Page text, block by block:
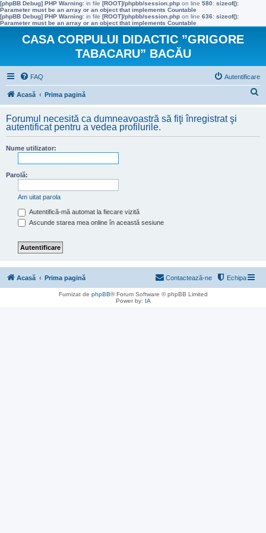
[phpBB Debug] PHP Warning: in file [ROOT]/phpbb/session.php on line 580: sizeof():
Parameter must be an array or an object that implements Countable
[phpBB Debug] PHP Warning: in file [ROOT]/phpbb/session.php on line 636: sizeof():
Parameter must be an array or an object that implements Countable
CASA CORPULUI DIDACTIC ”GRIGORE
TABACARU” BACĂU
FAQ Autentificare
Acasă Prima pagină
t
Forumul necesită ca dumneavoastră să fiţi înregistrat şi
autentificat pentru a vedea profilurile.
Nume utilizator:
Parolă:
Am uitat parola
Autentifică-mă automat la fiecare vizită
Ascunde starea mea online în această sesiune
Acasă Prima pagină Echipa
Contactează-ne
Furnizat de phpBB® Forum Software © phpBB Limited
Power by: IA